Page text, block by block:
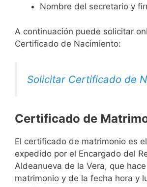
Nombre del secretario y
A continuación puede solicitar
Certificado de Nacimiento:
Solicitar Certificado de
Certificado de
El certificado de matrimonio es
expedido por el Encargado del
Aldeanueva de la Vera, que
matrimonio y de la fecha hora y